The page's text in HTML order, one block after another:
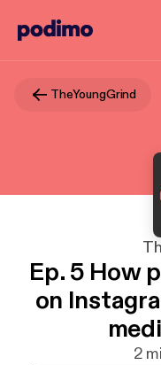
TheYoungGrind
Ep. 5 How
on
2